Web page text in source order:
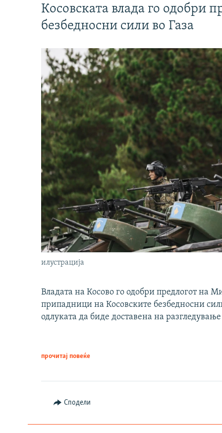
Косовската влада го одобри
безбедносни сили во Газа
илустрација
Владата на Косово го одобри предлогот на
припадници на Косовските безбедносни
одлуката да биде доставена на
прочитај повеќе
Сподели